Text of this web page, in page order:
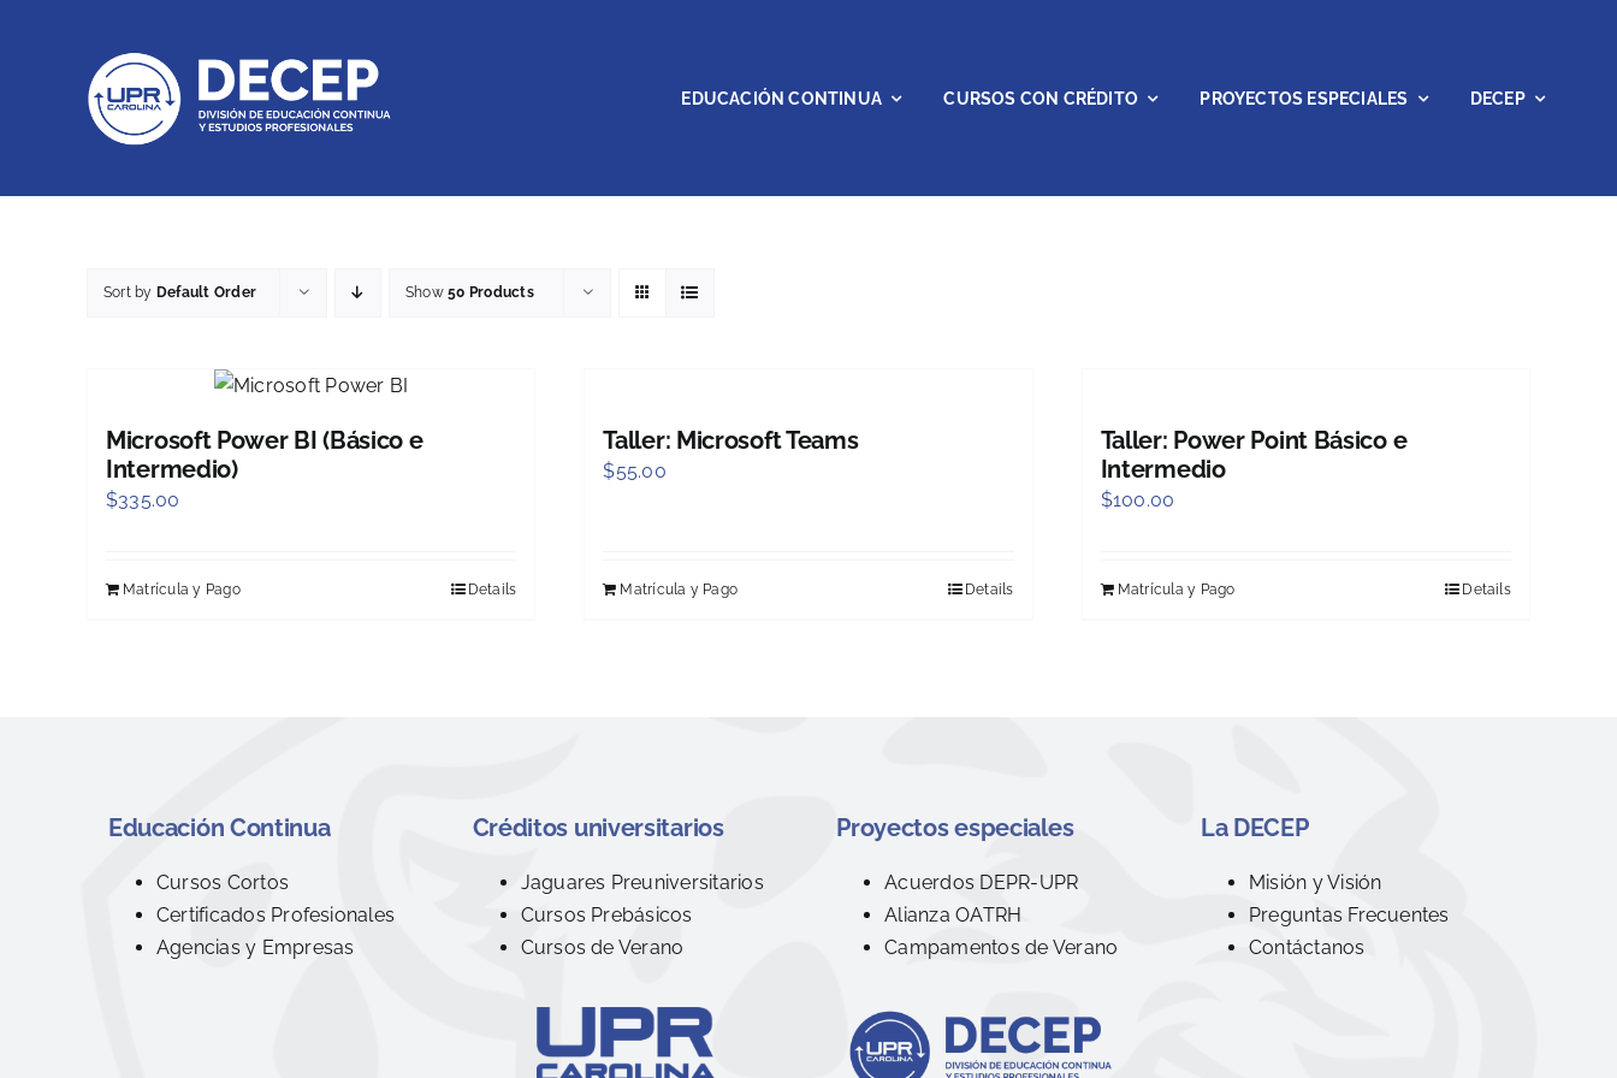
EDUCACIÓN CONTINUA CURSOS CON CRÉDITO PROYECTOS ESPECIALES DECEP
Sort by Default Order Show50 Products
Microsoft Power BI (Básico e
Intermedio)
$335.00
Matrícula y Pago Details
Taller: Microsoft Teams
$55.00
Matrícula y Pago Details
Taller: Power Point Básico e
Intermedio
$100.00
Matrícula y Pago Details
Educación Continua
Cursos Cortos
Certificados Profesionales
Agencias y Empresas
Créditos universitarios
Jaguares Preuniversitarios
Cursos Prebásicos
Cursos de Verano
Proyectos especiales
Acuerdos DEPR-UPR
Alianza OATRH
Campamentos de Verano
La DECEP
Misión y Visión
Preguntas Frecuentes
Contáctanos